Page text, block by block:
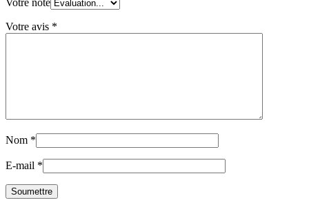
Votre note
Votre avis *
Nom *
E-mail *